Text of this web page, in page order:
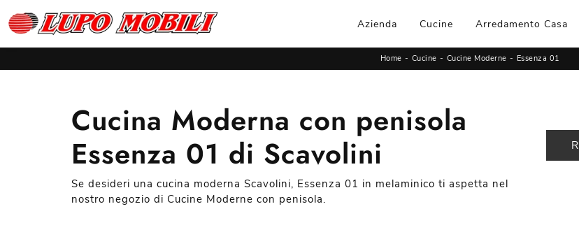
Azienda Cucine Arredamento Casa
Home - Cucine - Cucine Moderne - Essenza 01
Cucina Moderna con penisola
Essenza 01 di Scavolini
Se desideri una cucina moderna Scavolini, Essenza 01 in melaminico ti aspetta nel
nostro negozio di Cucine Moderne con penisola.